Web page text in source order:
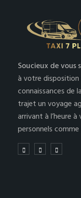
Soucieux de vous
à votre
connaissances de
trajet un voyage
arrivant à l’heure
personnels